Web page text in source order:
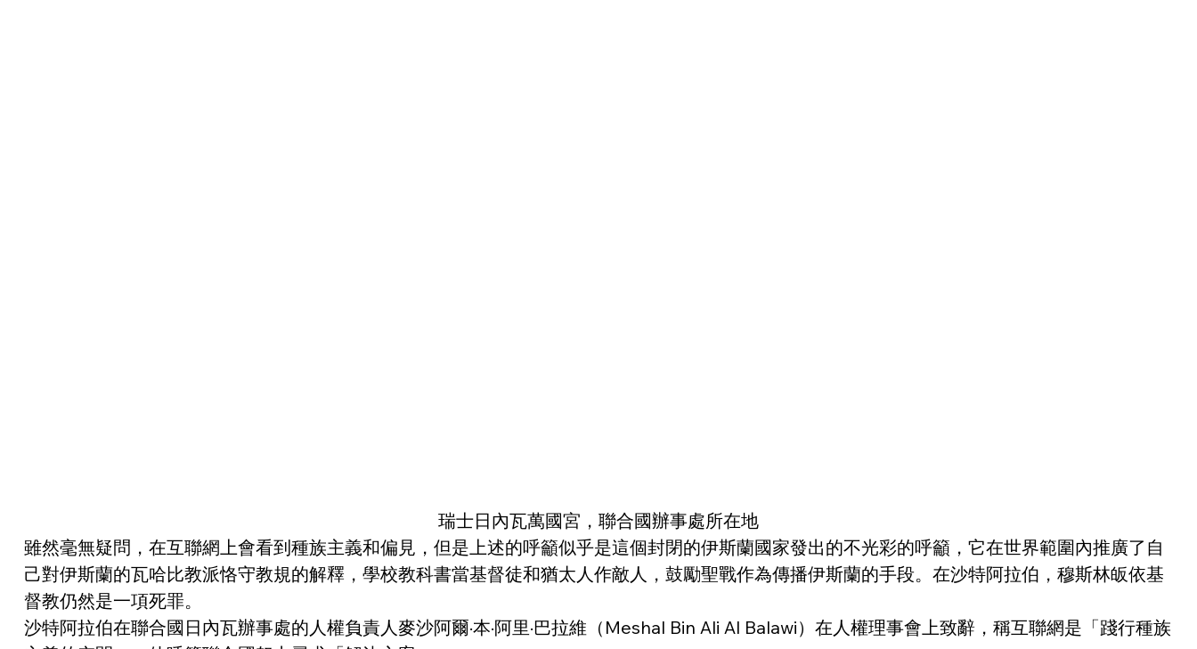
瑞士日內瓦萬國宮，聯合國辦事處所在地
雖然毫無疑問，在互聯網上會看到種族主義和偏見，但是上述的呼籲似乎是這個封閉的伊斯蘭國家發出的不光彩的呼籲，它在世界範圍內推廣了自
己對伊斯蘭的瓦哈比教派恪守教規的解釋，學校教科書當基督徒和猶太人作敵人，鼓勵聖戰作為傳播伊斯蘭的手段。在沙特阿拉伯，穆斯林皈依基
督教仍然是一項死罪。
沙特阿拉伯在聯合國日內瓦辦事處的人權負責人麥沙阿爾·本·阿里·巴拉維（Meshal Bin Ali Al Balawi）在人權理事會上致辭，稱互聯網是「踐行種族